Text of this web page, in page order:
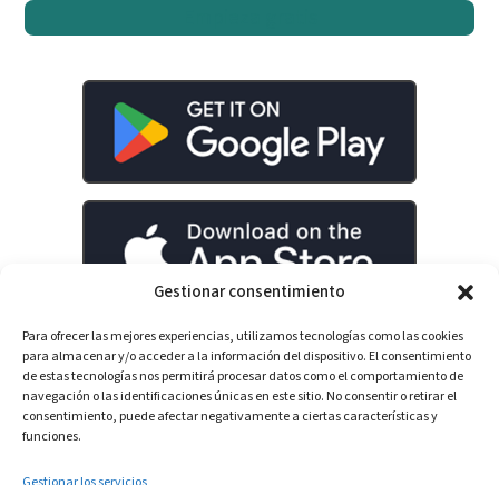
Gestionar consentimiento
Para ofrecer las mejores experiencias, utilizamos tecnologías como las cookies
para almacenar y/o acceder a la información del dispositivo. El consentimiento
de estas tecnologías nos permitirá procesar datos como el comportamiento de
navegación o las identificaciones únicas en este sitio. No consentir o retirar el
consentimiento, puede afectar negativamente a ciertas características y
funciones.
LinkedInYouTubeSpotify